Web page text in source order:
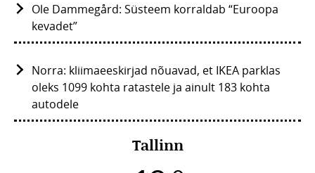
Ole Dammegård: Süsteem korraldab “Euroopa
kevadet”
Norra: kliimaeeskirjad nõuavad, et IKEA parklas
oleks 1099 kohta ratastele ja ainult 183 kohta
autodele
Tallinn